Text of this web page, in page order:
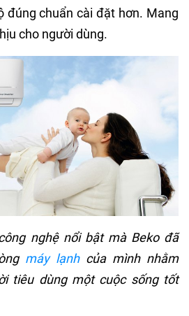
đúng chuẩn cài đặt hơn. Mang
cho người dùng.
nghệ nổi bật mà Beko đã
máy lạnhcủa mình nhằm
tiêu dùng một cuộc sống tốt